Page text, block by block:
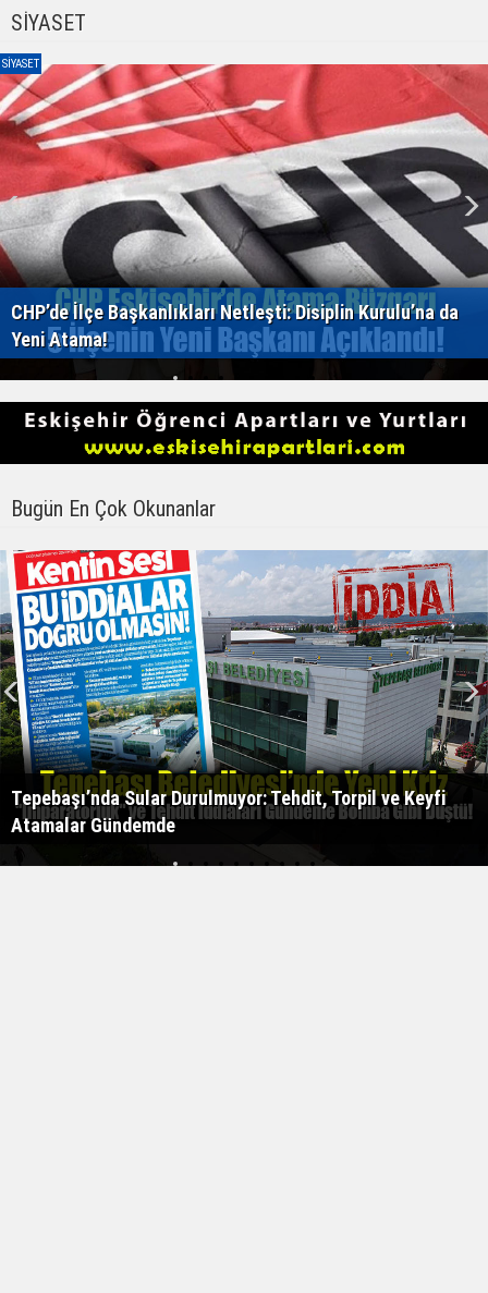
SİYASET
SİYASET
CHP’de İlçe Başkanlıkları Netleşti: Disiplin Kurulu’na da
Yeni Atama!
Bugün En Çok Okunanlar
Tepebaşı’nda Sular Durulmuyor: Tehdit, Torpil ve Keyfi
Atamalar Gündemde